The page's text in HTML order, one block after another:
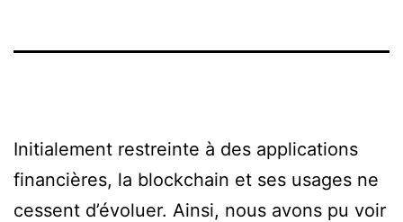
Initialement restreinte à des applications
financières, la blockchain et ses usages ne
cessent d’évoluer. Ainsi, nous avons pu voir